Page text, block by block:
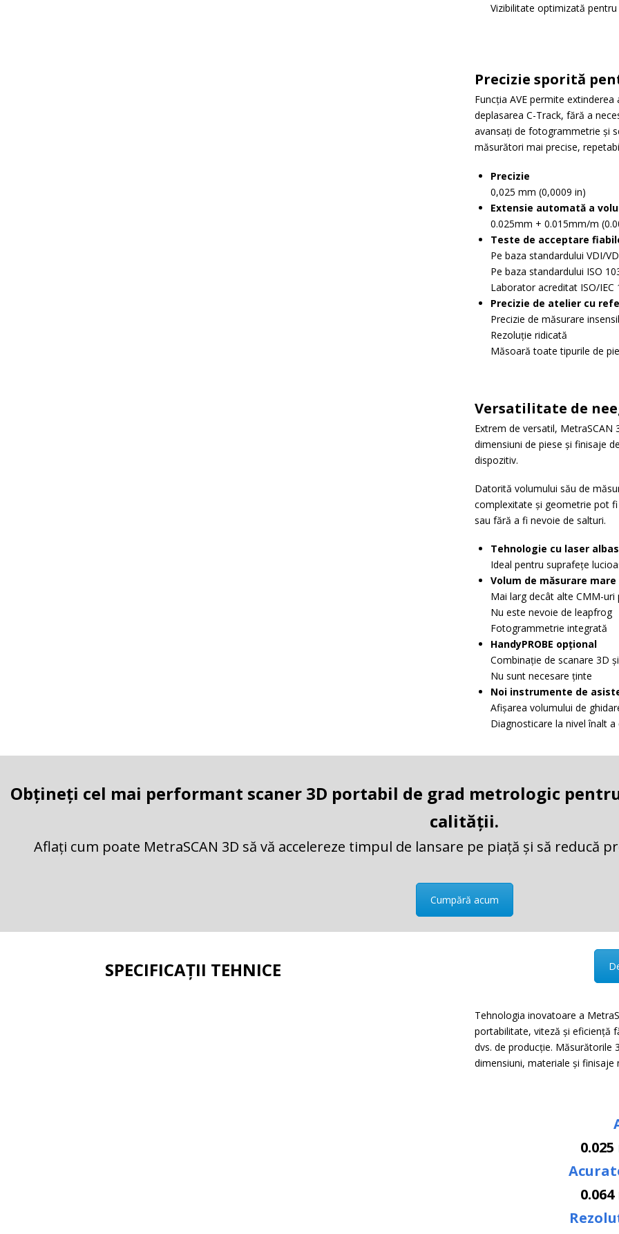
Vizibilitate optimizată
Precizie sporită
Funcția AVE permite
deplasarea C-Track, fără a
avansați de fotogrammetrie și
măsurători mai precise,
Precizie
0,025 mm (0,0009 in)
Extensie automată a
0.025mm + 0.015mm/m
Teste de acceptare
Pe baza standardului VDI/
Pe baza standardului ISO
Laborator acreditat ISO/IEC
Precizie de atelier cu
Precizie de măsurare
Rezoluție ridicată
Măsoară toate tipurile de
Versatilitate de
Extrem de versatil,
dimensiuni de piese și finisaje
dispozitiv.
Datorită volumului său de
complexitate și geometrie pot
sau fără a fi nevoie de salturi.
Tehnologie cu laser
Ideal pentru suprafețe
Volum de măsurare
Mai larg decât alte CMM-uri
Nu este nevoie de leapfrog
Fotogrammetrie integrată
HandyPROBE opțional
Combinație de scanare 3D
Nu sunt necesare ținte
Noi instrumente de
Afișarea volumului de
Diagnosticare la nivel înalt
Obțineți cel mai performant scaner 3D portabil de grad metrologic
calității.
Aflați cum poate MetraSCAN 3D să vă accelereze timpul de lansare pe piață și să reducă
Cumpără acum
SPECIFICAȚII TEHNICE
Tehnologia inovatoare a
portabilitate, viteză și eficiență
dvs. de producție. Măsurătorile
dimensiuni, materiale și